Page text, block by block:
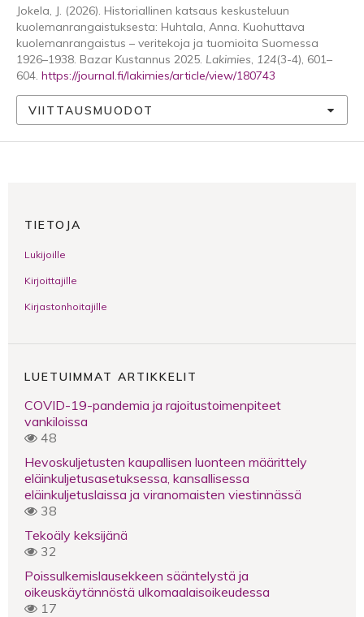
Jokela, J. (2026). Historiallinen katsaus keskusteluun
kuolemanrangaistuksesta: Huhtala, Anna. Kuohuttava
kuolemanrangaistus – veritekoja ja tuomioita Suomessa
1926–1938. Bazar Kustannus 2025. Lakimies, 124(3-4), 601–
604. https://journal.fi/lakimies/article/view/180743
VIITTAUSMUODOT
TIETOJA
Lukijoille
Kirjoittajille
Kirjastonhoitajille
LUETUIMMAT ARTIKKELIT
COVID-19-pandemia ja rajoitustoimenpiteet
vankiloissa
48
Hevoskuljetusten kaupallisen luonteen määrittely
eläinkuljetusasetuksessa, kansallisessa
eläinkuljetuslaissa ja viranomaisten viestinnässä
38
Tekoäly keksijänä
32
Poissulkemislausekkeen sääntelystä ja
oikeuskäytännöstä ulkomaalaisoikeudessa
17